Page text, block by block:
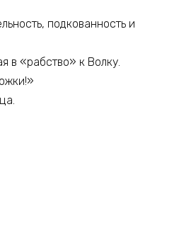
подкованность и
в «рабство» к Волку.